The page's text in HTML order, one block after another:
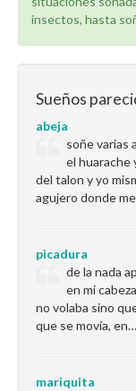
insectos, hasta
Sueños
abeja
soñe varias
el huarache
del talon y yo
agujero donde
picadura
de la nada
en mi
no volaba sino
que se movia, en…
mariquita